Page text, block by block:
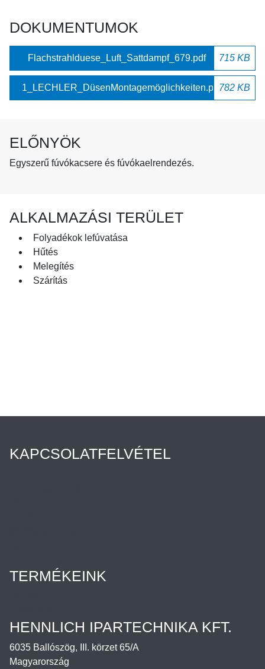
DOKUMENTUMOK
Flachstrahlduese_Luft_Sattdampf_679.pdf 715 KB
1_LECHLER_DüsenMontagemöglichkeiten.pdf782 KB
ELŐNYÖK
Egyszerű fúvókacsere és fúvókaelrendezés.
ALKALMAZÁSI TERÜLET
Folyadékok lefúvatása
Hűtés
Melegítés
Szárítás
KAPCSOLATFELVÉTEL
TERMÉKEINK
HENNLICH IPARTECHNIKA KFT.
6035 Ballószög, III. körzet 65/A
Magyarország